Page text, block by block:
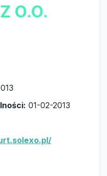
O.O.
01-02-2013